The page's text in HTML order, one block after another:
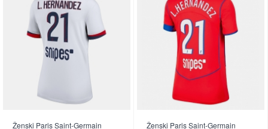
Ženski Paris Saint-Germain Ženski Paris Saint-Germain